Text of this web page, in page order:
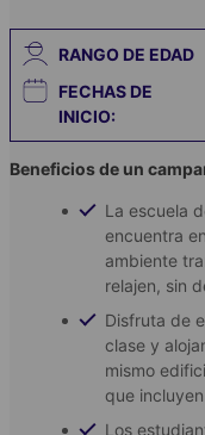
RANGO DE EDAD
FECHAS DE
INICIO:
Beneficios de un
La escuela
encuentra
ambiente
relajen, sin
Disfruta de
clase y
mismo
que
Los